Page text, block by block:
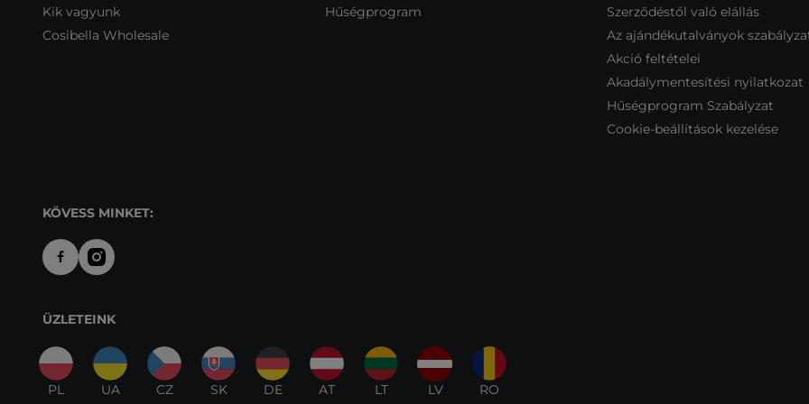
Kik vagyunk
Cosibella Wholesale
Hűségprogram
Szerződéstől való elállás
Az ajándékutalványok
Akció feltételei
Akadálymentesítési nyilatkozat
Hűségprogram Szabályzat
Cookie-beállítások kezelése
KÖVESS MINKET:
ÜZLETEINK
PL UA CZ SK DE AT LT LV RO